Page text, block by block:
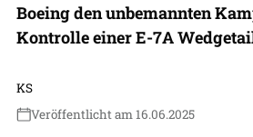
Boeing den unbemannten
Kontrolle einer E-7A
KS
Veröffentlicht am 16.06.2025